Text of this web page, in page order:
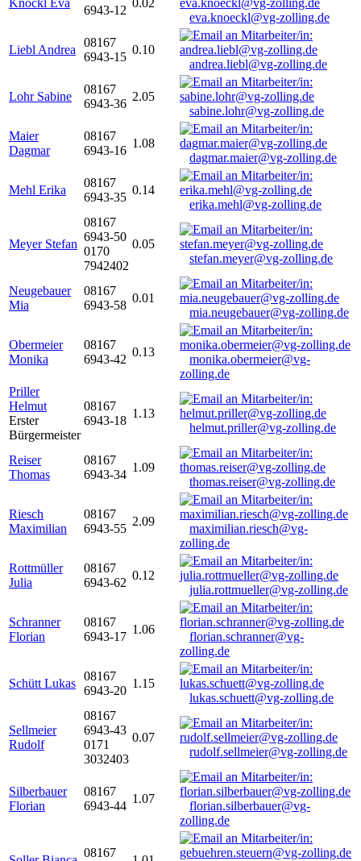
Knöckl Eva
6943-12
0.02
eva.knoeckl@vg-zolling.de
Liebl Andrea
08167
6943-15
0.10
andrea.liebl@vg-zolling.de
Lohr Sabine
08167
6943-36
2.05
sabine.lohr@vg-zolling.de
Maier
Dagmar
08167
6943-16
1.08
dagmar.maier@vg-zolling.de
Mehl Erika
08167
6943-35
0.14
erika.mehl@vg-zolling.de
Meyer Stefan
08167
6943-50
0170
7942402
0.05
stefan.meyer@vg-zolling.de
Neugebauer
Mia
08167
6943-58
0.01
mia.neugebauer@vg-zolling.de
Obermeier
Monika
08167
6943-42
0.13
monika.obermeier@vg-
zolling.de
Priller
Helmut
Erster
Bürgermeister
08167
6943-18
1.13
helmut.priller@vg-zolling.de
Reiser
Thomas
08167
6943-34
1.09
thomas.reiser@vg-zolling.de
Riesch
Maximilian
08167
6943-55
2.09
maximilian.riesch@vg-
zolling.de
Rottmüller
Julia
08167
6943-62
0.12
julia.rottmueller@vg-zolling.de
Schranner
Florian
08167
6943-17
1.06
florian.schranner@vg-
zolling.de
Schütt Lukas
08167
6943-20
1.15
lukas.schuett@vg-zolling.de
Sellmeier
Rudolf
08167
6943-43
0171
3032403
0.07
rudolf.sellmeier@vg-zolling.de
Silberbauer
Florian
08167
6943-44
1.07
florian.silberbauer@vg-
zolling.de
08167